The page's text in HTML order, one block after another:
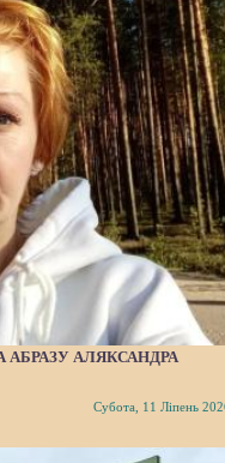
АБРАЗУ АЛЯКСАНДРА
Субота, 11 Ліпень